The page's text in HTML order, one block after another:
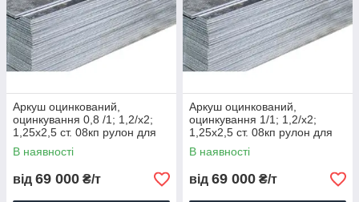
Аркуш оцинкований,
оцинкування 0,8 /1; 1,2/х2;
1,25х2,5 ст. 08кп рулон для
порізування ціна
В наявності
від 69 000 ₴/т
Аркуш оцинкований,
оцинкування 1/1; 1,2/х2;
1,25х2,5 ст. 08кп рулон для
порізування ціна
В наявності
від 69 000 ₴/т